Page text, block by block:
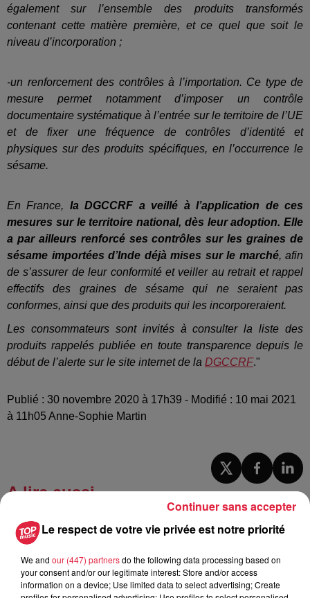
également sur l’ensemble des produits transformés
contenant cette matière première, et ce quel que soit le
niveau d’incorporation ;
-un renforcement des contrôles à l’importation. Ce type de
mesure permet notamment d’imposer un contrôle
documentaire systématique à l’entrée sur le territoire de l’UE
et de fixer une fréquence de contrôles d’identité et
physiques sur des produits spécifiques, en l’occurrence le
sésame.
En France, la DGCCRF a veillé à l’application de ces
mesures sur le territoire national, dès leur adoption. Elle
a par ailleurs renforcé ses contrôles sur les graines de
sésame importées d’Inde déjà mises sur le marché, afin
de s’assurer de leur conformité et veiller au retrait et rappel
effectifs des graines de sésame qui ne seraient pas
conformes, ainsi que des produits qui les incorporeraient.
Les consommateurs sont invités à consulter la liste des
produits rappelés publiée en toute transparence depuis le
début de l’alerte sur le site internet de la DGCCRF."
Publié : 30 novembre 2020 à 17h39 - Modifié : 10 mai 2021
à 11h05 Anne-Sophie Martin
A lire aussi
6 août 2026
robinets
Le respect de votre vie privée est notre priorité
We and our (447) partnersdo the following data processing based on
your consent and/or our legitimate interest: Store and/or access
information on a device; Use limited data to select advertising; Create
Continuer sans accepter